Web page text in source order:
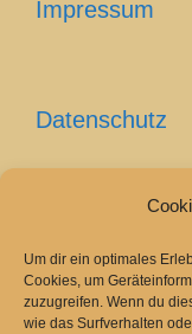
Um dir ein optimales
Cookies, um
zuzugreifen. Wenn du
wie das Surfverhalten
Impressum
Datenschutz